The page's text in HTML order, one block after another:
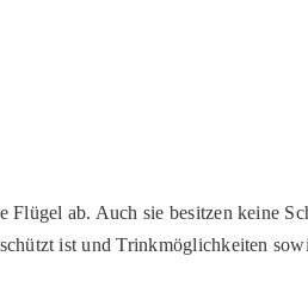
ab. Auch sie besitzen keine
ist und Trinkmöglichkeiten